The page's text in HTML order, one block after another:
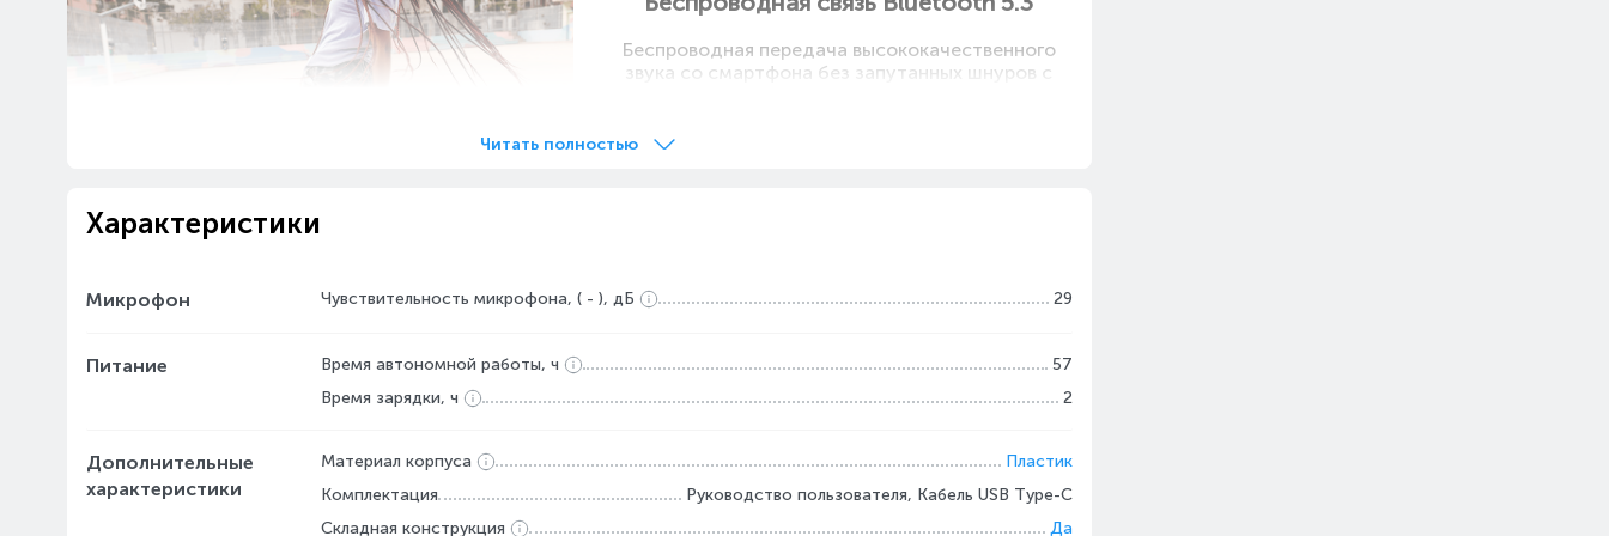
Беспроводная передача высококачественного
звука со смартфона без запутанных шнуров с
Загрузите бесплатное приложение для наушников
подсказки помогут вам воспользоваться всеми
функциями Tune 520BT.
Читать полностью
Характеристики
Микрофон Чувствительность микрофона, ( - ), дБ 29
Питание Время автономной работы, ч
57
Время зарядки, ч
2
Дополнительные
характеристики
Материал корпуса
Пластик
Комплектация
Руководство пользователя, Кабель USB Type-C
Складная конструкция
Да